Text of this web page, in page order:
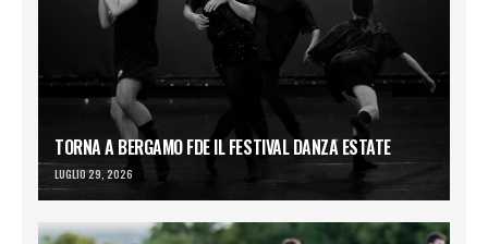
TORNA A BERGAMO FDE IL FESTIVAL DANZA ESTATE
LUGLIO 29, 2026